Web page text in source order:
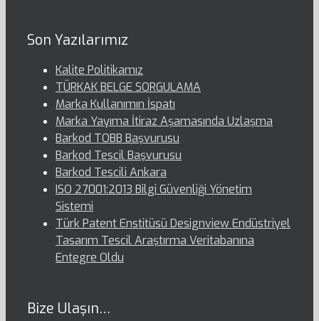
Son Yazılarımız
Kalite Politikamız
TÜRKAK BELGE SORGULAMA
Marka Kullanımın İspatı
Marka Yayıma İtiraz Aşamasında Uzlaşma
Barkod TOBB Başvurusu
Barkod Tescil Başvurusu
Barkod Tescili Ankara
ISO 27001:2013 Bilgi Güvenliği Yönetim
Sistemi
Türk Patent Enstitüsü Designview Endüstriyel
Tasarım Tescil Araştırma Veritabanına
Entegre Oldu
Bize Ulaşın…